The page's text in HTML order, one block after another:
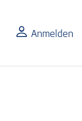
Anmelden